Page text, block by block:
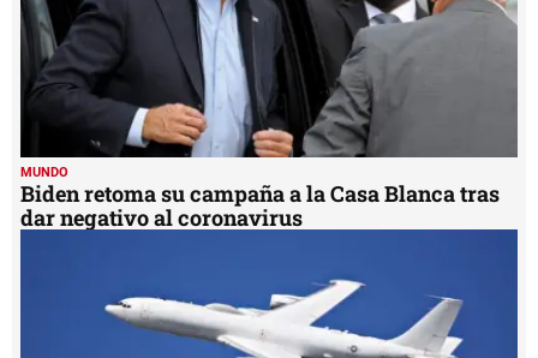
MUNDO
Biden retoma su campaña a la Casa Blanca tras
dar negativo al coronavirus